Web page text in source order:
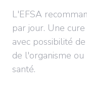
L'EFSA
par jour. Une
avec possibilité
de l'organisme
santé.